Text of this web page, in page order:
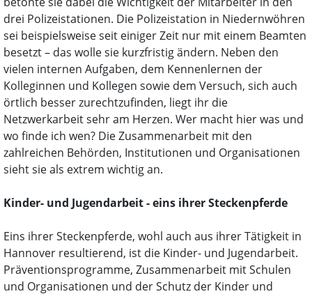
drei Polizeistationen. Die Polizeistation in Niedernwöhren
sei beispielsweise seit einiger Zeit nur mit einem Beamten
besetzt – das wolle sie kurzfristig ändern. Neben den
vielen internen Aufgaben, dem Kennenlernen der
Kolleginnen und Kollegen sowie dem Versuch, sich auch
örtlich besser zurechtzufinden, liegt ihr die
Netzwerkarbeit sehr am Herzen. Wer macht hier was und
wo finde ich wen? Die Zusammenarbeit mit den
zahlreichen Behörden, Institutionen und Organisationen
sieht sie als extrem wichtig an.
Kinder- und Jugendarbeit - eins ihrer Steckenpferde
Eins ihrer Steckenpferde, wohl auch aus ihrer Tätigkeit in
Hannover resultierend, ist die Kinder- und Jugendarbeit.
Präventionsprogramme, Zusammenarbeit mit Schulen
und Organisationen und der Schutz der Kinder und